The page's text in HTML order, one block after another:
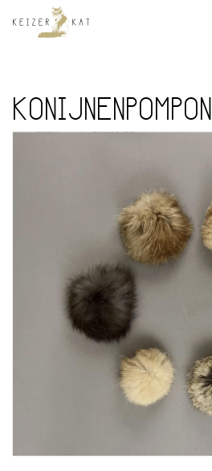
KONIJNENPOMPON